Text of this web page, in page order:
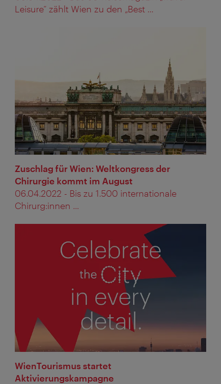
Leisure“ zählt Wien zu den „Best ...
Zuschlag für Wien: Weltkongress der
Chirurgie kommt im August
06.04.2022 - Bis zu 1.500 internationale
Chirurg:innen ...
WienTourismus startet
Aktivierungskampagne